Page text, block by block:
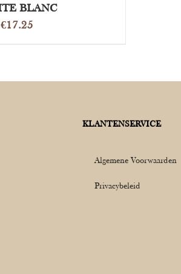
BLANC
€17.25
KLANTENSERVICE
Algemene Voorwaarden
Privacybeleid